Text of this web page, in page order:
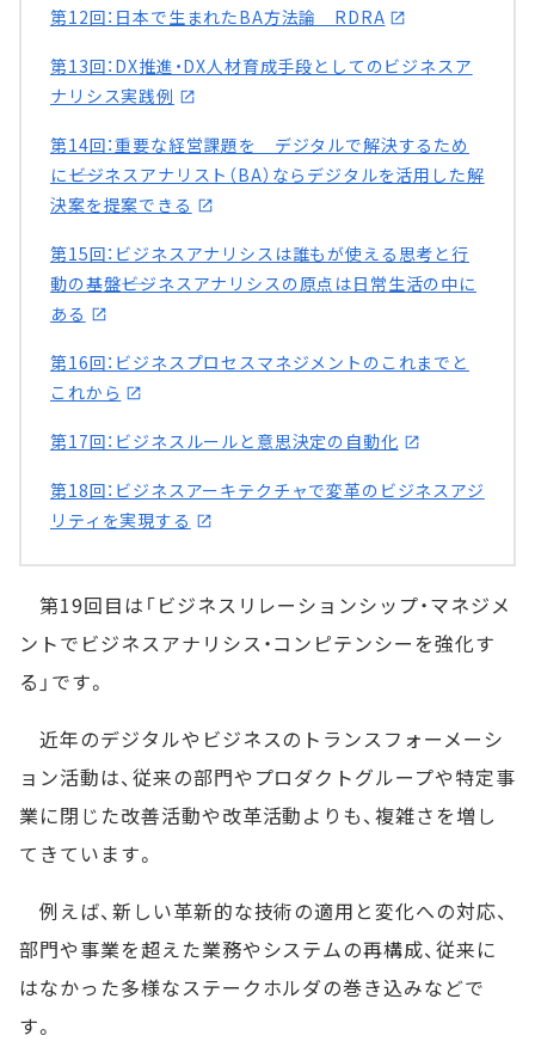
第12回：日本で生まれたBA方法論 RDRA
第13回：DX推進・DX人材育成手段としてのビジネスア
ナリシス実践例
第14回：重要な経営課題を デジタルで解決するため
に――ビジネスアナリスト（BA）ならデジタルを活用した解
決案を提案できる
第15回：ビジネスアナリシスは誰もが使える思考と行
動の基盤――ビジネスアナリシスの原点は日常生活の中に
ある
第16回：ビジネスプロセスマネジメントのこれまでと
これから
第17回：ビジネスルールと意思決定の自動化
第18回：ビジネスアーキテクチャで変革のビジネスアジ
リティを実現する
第19回目は「ビジネスリレーションシップ・マネジメ
ントでビジネスアナリシス・コンピテンシーを強化す
る」です。
近年のデジタルやビジネスのトランスフォーメーシ
ョン活動は、従来の部門やプロダクトグループや特定事
業に閉じた改善活動や改革活動よりも、複雑さを増し
てきています。
例えば、新しい革新的な技術の適用と変化への対応、
部門や事業を超えた業務やシステムの再構成、従来に
はなかった多様なステークホルダの巻き込みなどで
す。